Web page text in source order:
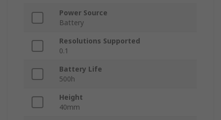
Power Source
Battery
Resolutions Supported
0.1
Battery Life
500h
Height
40mm